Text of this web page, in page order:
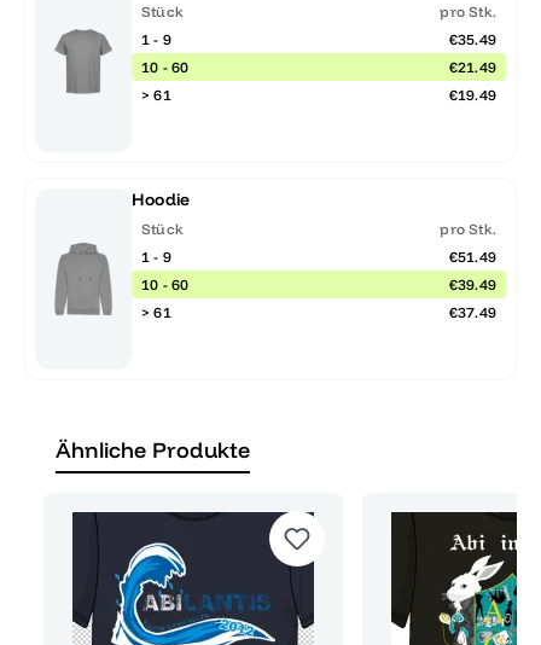
Stück
pro Stk.
1 - 9
€35.49
10 - 60
€21.49
> 61
€19.49
Hoodie
Stück
pro Stk.
1 - 9
€51.49
10 - 60
€39.49
> 61
€37.49
Ähnliche Produkte